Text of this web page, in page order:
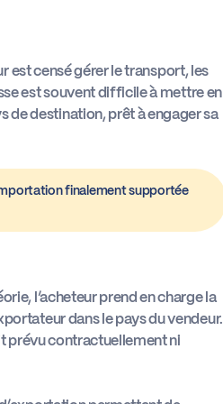
est censé gérer le transport, les
est souvent difficile à mettre en
de destination, prêt à engager sa
finalement supportée
l’acheteur prend en charge la
dans le pays du vendeur.
prévu contractuellement ni